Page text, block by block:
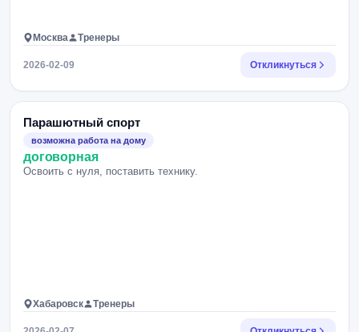
Москва Тренеры
2026-02-09 Откликнуться
Парашютный спорт
возможна работа на дому
договорная
Освоить с нуля, поставить технику.
Хабаровск Тренеры